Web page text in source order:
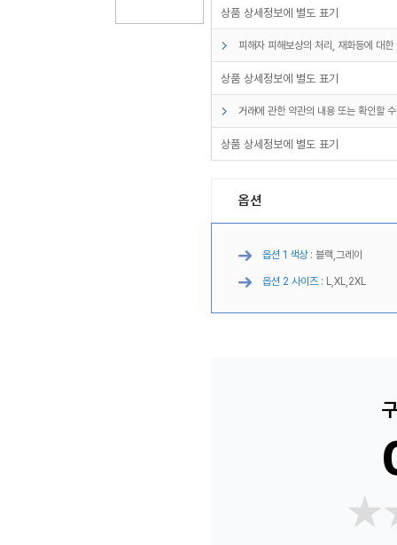
상품 상세정보에 별도 표기
피해자 피해보상의 처리, 재화등에 대
상품 상세정보에 별도 표기
거래에 관한 약관의 내용 또는 확인할
상품 상세정보에 별도 표기
옵션
옵션 1 색상 : 블랙,그레이
옵션 2 사이즈 : L,XL,2XL